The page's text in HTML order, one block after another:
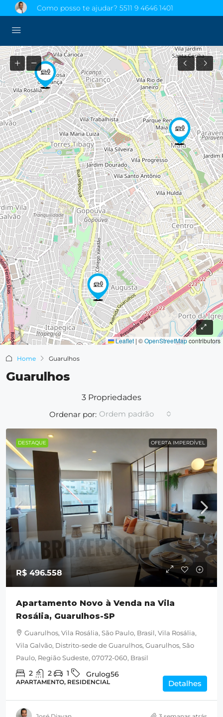
Como posso te ajudar? 5511 9 4646 1401
Leaflet | ©OpenStreetMapcontributors
Home Guarulhos
Guarulhos
3 Propriedades
Ordenar por: Ordem padrão
DESTAQUE OFERTA IMPERDÍVEL
R$ 496.558
Apartamento Novo à Venda na Vila
Rosália, Guarulhos-SP
Guarulhos, Vila Rosália, São Paulo, Brasil, Vila Rosália,
Vila Galvão, Distrito-sede de Guarulhos, Guarulhos, São
Paulo, Região Sudeste, 07072-060, Brasil
2 2 1 Grulog56
APARTAMENTO, RESIDENCIAL Detalhes